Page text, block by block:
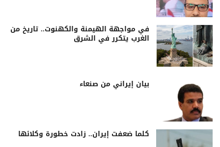
في مواجهة الهيمنة والكهنوت.. تاريخ من
الغرب يتكرر في الشرق
بيان إيراني من صنعاء
كلما ضعفت إيران.. زادت خطورة وكلائها